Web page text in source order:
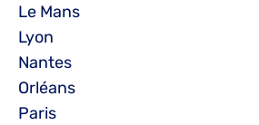
Le Mans
Lyon
Nantes
Orléans
Paris